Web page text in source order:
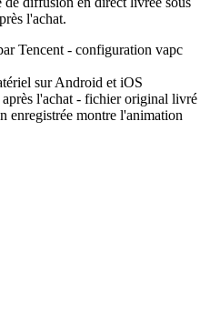
l'achat.
Tencent - configuration vapc
sur Android et iOS
après l'achat - fichier original livré
enregistrée montre l'animation